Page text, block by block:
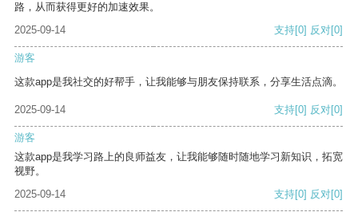
路，从而获得更好的加速效果。
2025-09-14
支持[0] 反对[0]
游客
这款app是我社交的好帮手，让我能够与朋友保持联系，分享生活点滴。
2025-09-14 支持[0] 反对[0]
游客
这款app是我学习路上的良师益友，让我能够随时随地学习新知识，拓宽
视野。
2025-09-14
支持[0] 反对[0]